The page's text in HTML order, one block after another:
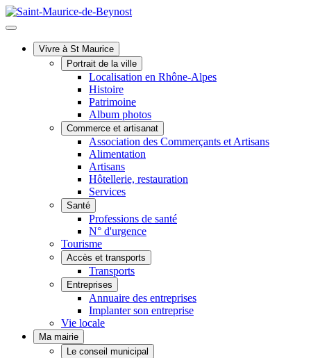
Vivre à St Maurice
Portrait de la ville
Localisation en Rhône-Alpes
Histoire
Patrimoine
Album photos
Commerce et artisanat
Association des Commerçants et Artisans
Alimentation
Artisans
Hôtellerie, restauration
Services
Santé
Professions de santé
N° d'urgence
Tourisme
Accès et transports
Transports
Entreprises
Annuaire des entreprises
Implanter son entreprise
Vie locale
Ma mairie
Le conseil municipal